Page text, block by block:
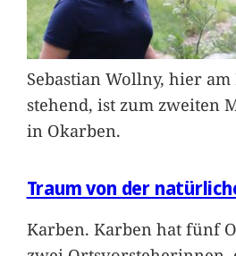
Sebastian Wollny, hier
stehend, ist zum zweiten
in Okarben.
Traum von der
Karben. Karben hat fünf